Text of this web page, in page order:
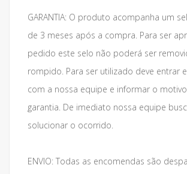
GARANTIA: O produto acompanha um
de 3 meses após a compra. Para ser
pedido este selo não poderá ser
rompido. Para ser utilizado deve entrar
com a nossa equipe e informar o
garantia. De imediato nossa equipe
solucionar o ocorrido.
ENVIO: Todas as encomendas são